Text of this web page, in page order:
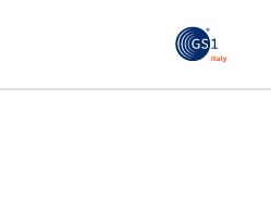
GS1